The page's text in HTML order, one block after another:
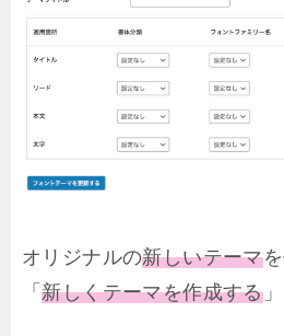
オリジナルの新しいテーマ
「新しくテーマを作成する